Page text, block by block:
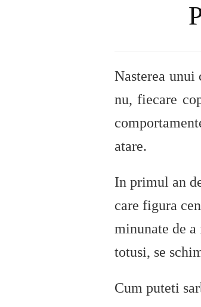
Nasterea
nu, fiecare
atare.
In primul an
care figura
minunate de
totusi, se
Cum puteti